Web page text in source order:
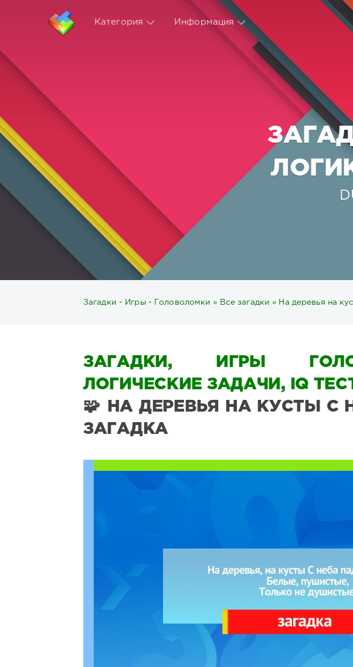
Категория Информация
Загадки - Игры - Головоломки » Все загадки » На деревья на
ЗАГАДКИ, ИГРЫ
ЛОГИЧЕСКИЕ ЗАДАЧИ, IQ
🧩 НА ДЕРЕВЬЯ НА КУСТЫ С
ЗАГАДКА